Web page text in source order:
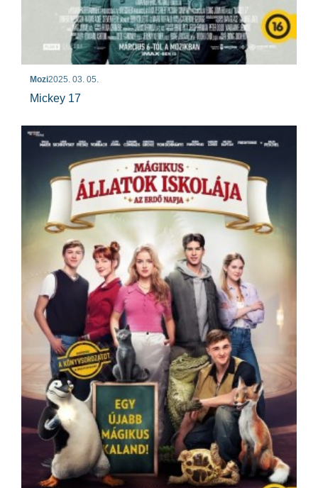
Mozi2025. 03. 05.
Mickey 17